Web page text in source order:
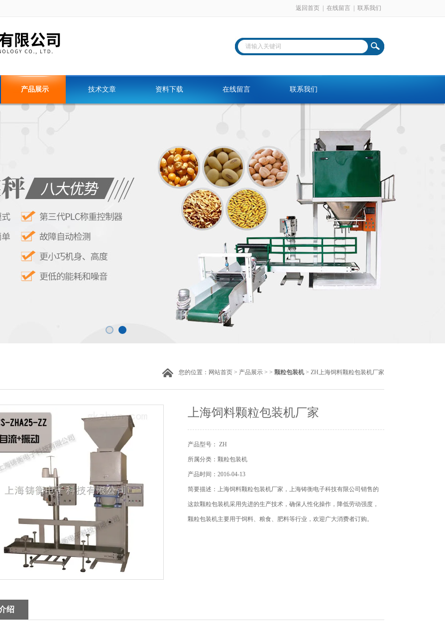
返回首页 在线留言 联系我们
产品展示 技术文章 资料下载 在线留言 联系我们
您的位置： 网站首页 > 产品展示 > > 颗粒包装机 > ZH上海饲料颗粒包装机厂家
上海饲料颗粒包装机厂家
产品型号： ZH
所属分类：颗粒包装机
产品时间：2016-04-13
简要描述：上海饲料颗粒包装机厂家，上海铸衡电子科技有限公司销售的
这款颗粒包装机采用先进的生产技术，确保人性化操作，降低劳动强度，
颗粒包装机主要用于饲料、粮食、肥料等行业，欢迎广大消费者订购。
绍